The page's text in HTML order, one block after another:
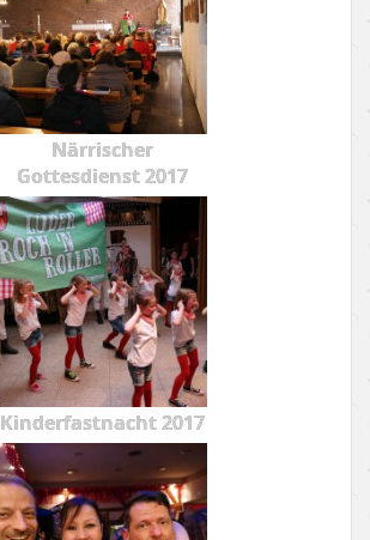
Närrischer
Gottesdienst 2017
Kinderfastnacht 2017